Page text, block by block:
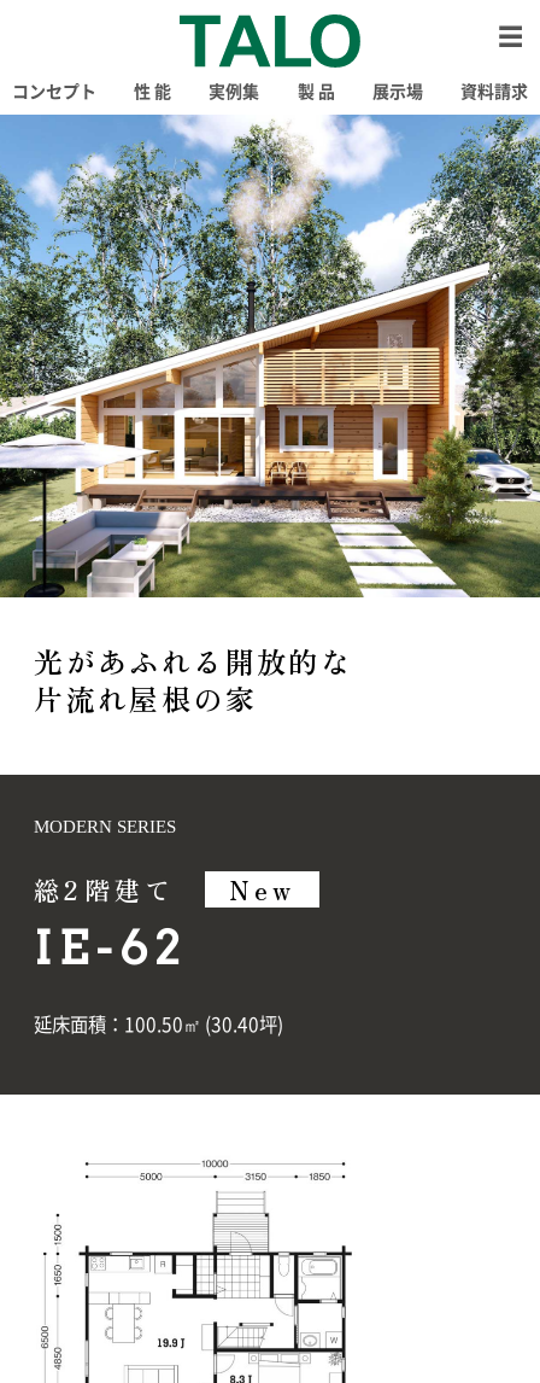
コンセプト 性 能 実例集 製 品 展示場 資料請求
光があふれる開放的な
片流れ屋根の家
MODERN SERIES
総2階建て New
IE-62
延床面積：100.50㎡ (30.40坪)